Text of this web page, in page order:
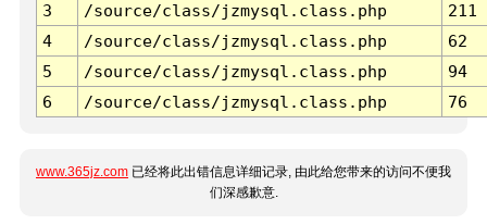
3 /source/class/jzmysql.class.php
211
4
/source/class/jzmysql.class.php
62
5
/source/class/jzmysql.class.php
94
6
/source/class/jzmysql.class.php 76
www.365jz.com 已经将此出错信息详细记录, 由此给您带来的访问不便我
们深感歉意.